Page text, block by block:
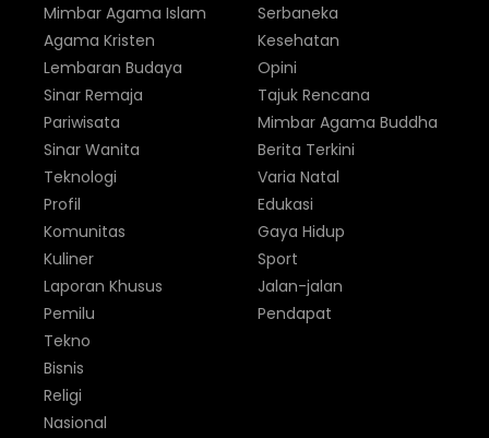
Mimbar Agama Islam
Agama Kristen
Lembaran Budaya
Sinar Remaja
Pariwisata
Sinar Wanita
Serbaneka
Kesehatan
Opini
Tajuk Rencana
Mimbar Agama Buddha
Berita Terkini
Teknologi
Profil
Komunitas
Kuliner
Laporan Khusus
Pemilu
Varia Natal
Edukasi
Gaya Hidup
Sport
Jalan-jalan
Pendapat
Tekno
Bisnis
Religi
Nasional